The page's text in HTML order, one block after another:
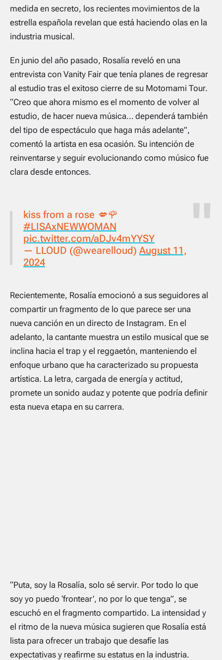
medida en secreto, los recientes movimientos de la
estrella española revelan que está haciendo olas en la
industria musical.
En junio del año pasado, Rosalía reveló en una
entrevista con Vanity Fair que tenía planes de regresar
al estudio tras el exitoso cierre de su Motomami Tour.
“Creo que ahora mismo es el momento de volver al
estudio, de hacer nueva música… dependerá también
del tipo de espectáculo que haga más adelante”,
comentó la artista en esa ocasión. Su intención de
reinventarse y seguir evolucionando como músico fue
clara desde entonces.
kiss from a rose 💋🌹
#LISAxNEWWOMAN
pic.twitter.com/aDJv4mYYSY
— LLOUD (@wearelloud) August 11,
2024
Recientemente, Rosalía emocionó a sus seguidores al
compartir un fragmento de lo que parece ser una
nueva canción en un directo de Instagram. En el
adelanto, la cantante muestra un estilo musical que se
inclina hacia el trap y el reggaetón, manteniendo el
enfoque urbano que ha caracterizado su propuesta
artística. La letra, cargada de energía y actitud,
promete un sonido audaz y potente que podría definir
esta nueva etapa en su carrera.
“Puta, soy la Rosalía, solo sé servir. Por todo lo que
soy yo puedo ‘frontear’, no por lo que tenga”, se
escuchó en el fragmento compartido. La intensidad y
el ritmo de la nueva música sugieren que Rosalía está
lista para ofrecer un trabajo que desafíe las
expectativas y reafirme su estatus en la industria.